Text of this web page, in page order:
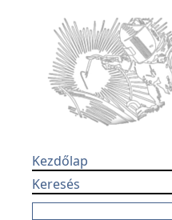
Kezdőlap
Keresés